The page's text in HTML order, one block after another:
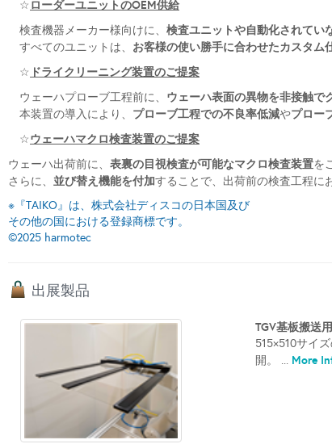
☆ ローダーユニットのOEM供給
検査機器メーカー様向けに、 検査ユニットや自動化されてい
すべてのユニットは、 お客様の使い勝手に合わせたカスタム
☆ ドライクリーニング装置のご提案
ウェーハプローブ工程前に、 ウェーハ表面の異物を非接触で
本装置の導入により、 プローブ工程での不良率低減やプロー
☆ウェーハマクロ検査装置のご提案
ウェーハ出荷前に、 表裏の目視検査が可能なマクロ検査装置を
さらに、 並び替え機能を付加することで、出荷前の検査工程に
※『TAIKO』は、株式会社ディスコの日本国及び
その他の国における登録商標です。
©2025 harmotec
出展製品
TGV基板搬送
515×510サイ
開。 ...More